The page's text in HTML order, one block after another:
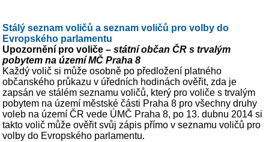
Stálý seznam voličů a seznam voličů pro volby do
Evropského parlamentu
Upozornění pro voliče– státní občan ČR s trvalým
pobytem na území MČ Praha 8
Každý volič si může osobně po předložení platného
občanského průkazu v úředních hodinách ověřit, zda je
zapsán ve stálém seznamu voličů, který pro voliče s trvalým
pobytem na území městské části Praha 8 pro všechny druhy
voleb na území ČR vede ÚMČ Praha 8, po 13. dubnu 2014 si
takto volič může ověřit svůj zápis přímo v seznamu voličů pro
volby do Evropského parlamentu.